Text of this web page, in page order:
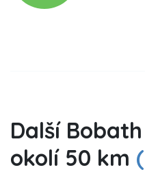
Další
okolí 50 km